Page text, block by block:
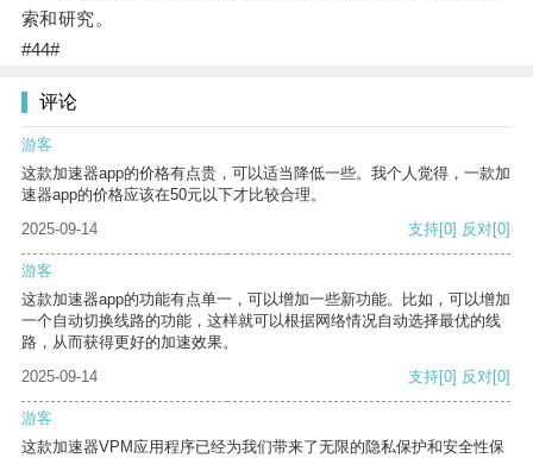
索和研究。
#44#
评论
游客
这款加速器app的价格有点贵，可以适当降低一些。我个人觉得，一款加
速器app的价格应该在50元以下才比较合理。
2025-09-14
支持[0] 反对[0]
游客
这款加速器app的功能有点单一，可以增加一些新功能。比如，可以增加
一个自动切换线路的功能，这样就可以根据网络情况自动选择最优的线
路，从而获得更好的加速效果。
2025-09-14
支持[0] 反对[0]
游客
这款加速器VPM应用程序已经为我们带来了无限的隐私保护和安全性保